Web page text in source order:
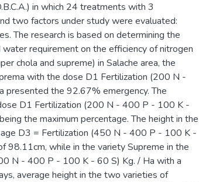
in which 24 treatments with 3
two factors under study were evaluated:
The research is based on determining the
requirement on the efficiency of nitrogen
chola and supreme) in Salache area, the
with the dose D1 Fertilization (200 N -
the 92.67% emergency. The
D1 Fertilization (200 N - 400 P - 100 K -
the maximum percentage. The height in the
D3 = Fertilization (450 N - 400 P - 100 K -
98.11cm, while in the variety Supreme in the
N - 400 P - 100 K - 60 S) Kg. / Ha with a
average height in the two varieties of